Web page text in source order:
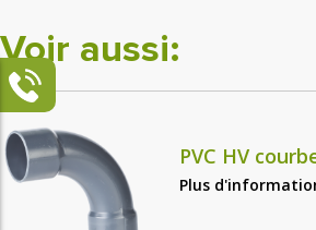
Voir aussi:
PVC HV
Plus